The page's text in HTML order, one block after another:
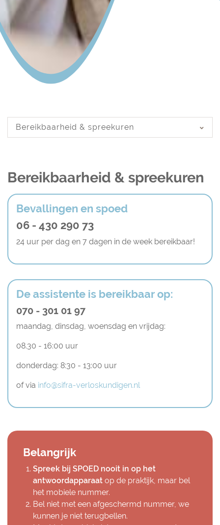
Navigation
Bereikbaarheid & spreekuren
Bereikbaarheid & spreekuren
Bevallingen en spoed
06 - 430 290 73
24 uur per dag en 7 dagen in de week bereikbaar!
De assistente is bereikbaar op:
070 - 301 01 97
maandag, dinsdag, woensdag en vrijdag:
08.30 - 16:00 uur
donderdag: 8:30 - 13:00 uur
of via info@sifra-verloskundigen.nl
Belangrijk
Spreek bij SPOED nooit in op het
antwoordapparaat op de praktijk, maar bel
het mobiele nummer.
Bel niet met een afgeschermd nummer, we
kunnen je niet terugbellen.